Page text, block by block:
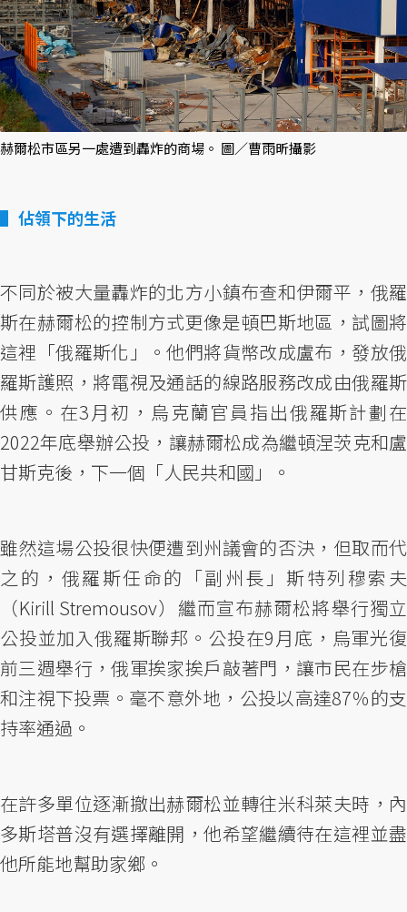
赫爾松市區另一處遭到轟炸的商場。 圖／曹雨昕攝影
佔領下的生活
不同於被大量轟炸的北方小鎮布查和伊爾平，俄羅
斯在赫爾松的控制方式更像是頓巴斯地區，試圖將
這裡「俄羅斯化」。他們將貨幣改成盧布，發放俄
羅斯護照，將電視及通話的線路服務改成由俄羅斯
供應。在3月初，烏克蘭官員指出俄羅斯計劃在
2022年底舉辦公投，讓赫爾松成為繼頓涅茨克和盧
甘斯克後，下一個「人民共和國」。
雖然這場公投很快便遭到州議會的否決，但取而代
之的，俄羅斯任命的「副州長」斯特列穆索夫
（Kirill Stremousov）繼而宣布赫爾松將舉行獨立
公投並加入俄羅斯聯邦。公投在9月底，烏軍光復
前三週舉行，俄軍挨家挨戶敲著門，讓市民在步槍
和注視下投票。毫不意外地，公投以高達87％的支
持率通過。
在許多單位逐漸撤出赫爾松並轉往米科萊夫時，內
多斯塔普沒有選擇離開，他希望繼續待在這裡並盡
他所能地幫助家鄉。